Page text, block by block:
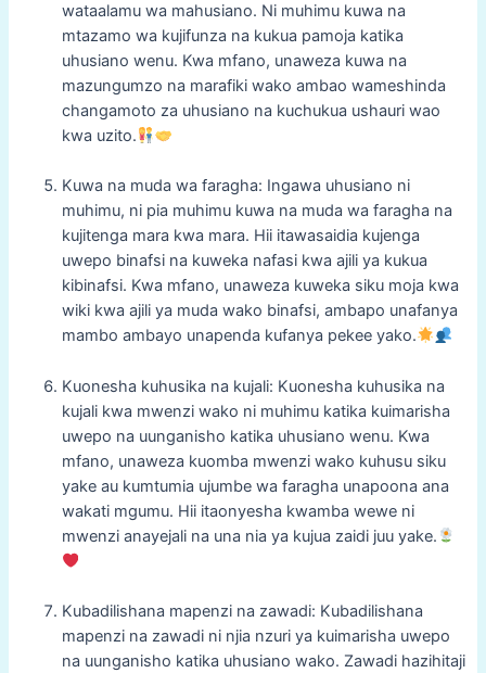
wataalamu wa mahusiano. Ni muhimu kuwa na
mtazamo wa kujifunza na kukua pamoja katika
uhusiano wenu. Kwa mfano, unaweza kuwa na
mazungumzo na marafiki wako ambao wameshinda
changamoto za uhusiano na kuchukua ushauri wao
kwa uzito.
Kuwa na muda wa faragha: Ingawa uhusiano ni
muhimu, ni pia muhimu kuwa na muda wa faragha na
kujitenga mara kwa mara. Hii itawasaidia kujenga
uwepo binafsi na kuweka nafasi kwa ajili ya kukua
kibinafsi. Kwa mfano, unaweza kuweka siku moja kwa
wiki kwa ajili ya muda wako binafsi, ambapo unafanya
mambo ambayo unapenda kufanya pekee yako.
Kuonesha kuhusika na kujali: Kuonesha kuhusika na
kujali kwa mwenzi wako ni muhimu katika kuimarisha
uwepo na uunganisho katika uhusiano wenu. Kwa
mfano, unaweza kuomba mwenzi wako kuhusu siku
yake au kumtumia ujumbe wa faragha unapoona ana
wakati mgumu. Hii itaonyesha kwamba wewe ni
mwenzi anayejali na una nia ya kujua zaidi juu yake.
Kubadilishana mapenzi na zawadi: Kubadilishana
mapenzi na zawadi ni njia nzuri ya kuimarisha uwepo
na uunganisho katika uhusiano wako. Zawadi hazihitaji